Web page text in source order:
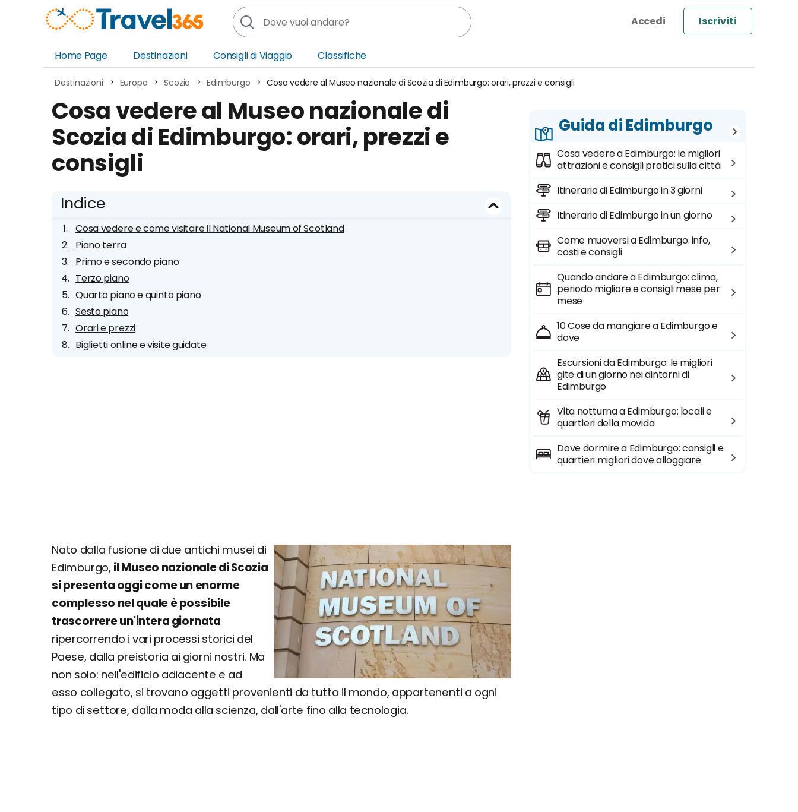
Iscriviti
Home Page
Destinazioni
Europa
Nord America
America Centrale
Sud America
Medio Oriente
Consigli di Viaggio Classifiche
Destinazioni Europa Scozia Edimburgo Cosa vedere al Museo nazionale di Scozia di Edimburgo: orari, prezzi e consigli
Cosa vedere al Museo nazionale di
Scozia di Edimburgo: orari, prezzi e
consigli
Indice
Cosa vedere e come visitare il National Museum of Scotland
Piano terra
Primo e secondo piano
Terzo piano
Quarto piano e quinto piano
Sesto piano
Orari e prezzi
Biglietti online e visite guidate
Nato dalla fusione di due antichi musei di
Edimburgo, il Museo nazionale di Scozia
si presenta oggi come un enorme
complesso nel quale è possibile
trascorrere un'intera giornata
ripercorrendo i vari processi storici del
Paese, dalla preistoria ai giorni nostri. Ma
non solo: nell'edificio adiacente e ad
esso collegato, si trovano oggetti provenienti da tutto il mondo, appartenenti a ogni
tipo di settore, dalla moda alla scienza, dall'arte fino alla tecnologia.
Guida di Edimburgo
Cosa vedere a Edimburgo: le migliori
attrazioni e consigli pratici sulla città
Itinerario di Edimburgo in 3 giorni
Itinerario di Edimburgo in un giorno
Come muoversi a Edimburgo: info,
costi e consigli
Quando andare a Edimburgo: clima,
periodo migliore e consigli mese per
mese
10 Cose da mangiare a Edimburgo e
dove
Escursioni da Edimburgo: le migliori
gite di un giorno nei dintorni di
Edimburgo
Vita notturna a Edimburgo: locali e
quartieri della movida
Dove dormire a Edimburgo: consigli e
quartieri migliori dove alloggiare